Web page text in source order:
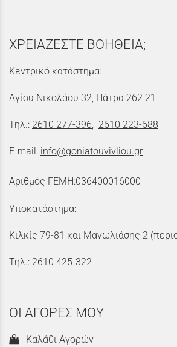
ΧΡΕΙΑΖΕΣΤΕ ΒΟΗΘΕΙΑ;
Κεντρικό κατάστημα:
Αγίου Νικολάου 32, Πάτρα 262 21
Τηλ.: 2610 277-396, 2610 223-688
E-mail: info@goniatouvivliou.gr
Αριθμός ΓΕΜΗ:036400016000
Υποκατάστημα:
Κιλκίς 79-81 και Μανωλιάσης 2
Τηλ.: 2610 425-322
ΟΙ ΑΓΟΡΕΣ ΜΟΥ
Καλάθι Αγορών